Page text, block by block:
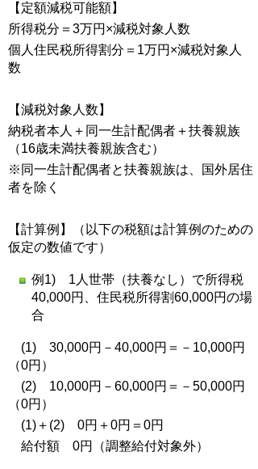
【定額減税可能額】
所得税分＝3万円×減税対象人数
個人住民税所得割分＝1万円×減税対象人
数
【減税対象人数】
納税者本人＋同一生計配偶者＋扶養親族
（16歳未満扶養親族含む）
※同一生計配偶者と扶養親族は、国外居住
者を除く
【計算例】（以下の税額は計算例のための
仮定の数値です）
例1) 1人世帯（扶養なし）で所得税
40,000円、住民税所得割60,000円の場
合
(1) 30,000円－40,000円＝－10,000円
（0円）
(2) 10,000円－60,000円＝－50,000円
（0円）
(1)＋(2) 0円＋0円＝0円
給付額 0円（調整給付対象外）